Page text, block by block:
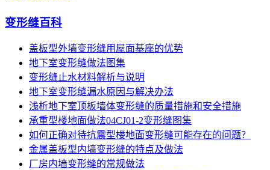
变形缝百科
盖板型外墙变形缝用屋面基座的优势
地下室变形缝做法图集
变形缝止水材料解析与说明
地下室变形缝漏水原因与解决办法
浅析地下室顶板墙体变形缝的质量措施和安全措施
承重型楼地面做法04CJ01-2变形缝图集
如何正确对待抗震型楼地面变形缝可能存在的问题？
金属盖板型内墙变形缝的特点及做法
厂房内墙变形缝的常规做法